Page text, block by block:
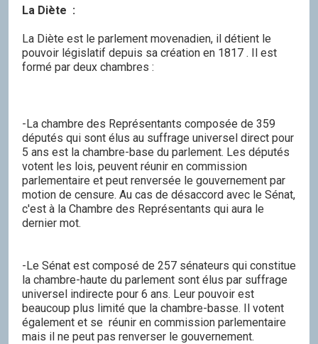
La Diète :
La Diète est le parlement movenadien, il détient le
pouvoir législatif depuis sa création en 1817 . Il est
formé par deux chambres :
-La chambre des Représentants composée de 359
députés qui sont élus au suffrage universel direct pour
5 ans est la chambre-base du parlement. Les députés
votent les lois, peuvent réunir en commission
parlementaire et peut renversée le gouvernement par
motion de censure. Au cas de désaccord avec le Sénat,
c'est à la Chambre des Représentants qui aura le
dernier mot.
-Le Sénat est composé de 257 sénateurs qui constitue
la chambre-haute du parlement sont élus par suffrage
universel indirecte pour 6 ans. Leur pouvoir est
beaucoup plus limité que la chambre-basse. Il votent
également et se réunir en commission parlementaire
mais il ne peut pas renverser le gouvernement.